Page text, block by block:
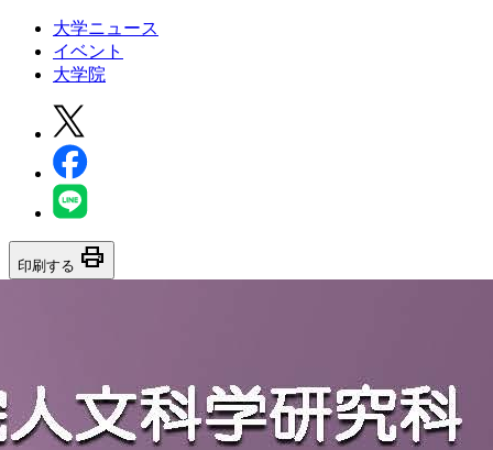
大学ニュース
イベント
大学院
印刷する print